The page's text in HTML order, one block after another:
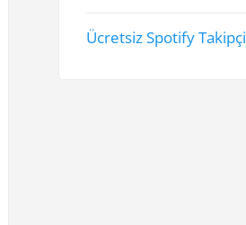
Ücretsiz Spotify